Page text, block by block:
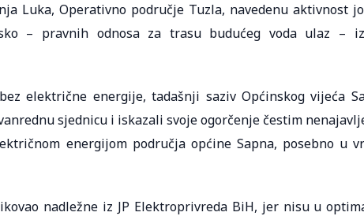
Luka, Operativno područje Tuzla, navedenu aktivnost
– pravnih odnosa za trasu budućeg voda ulaz –
električne energije, tadašnji saziv Općinskog vijeća
sjednicu i iskazali svoje ogorčenje čestim
energijom područja općine Sapna, posebno u
nadležne iz JP Elektroprivreda BiH, jer nisu u